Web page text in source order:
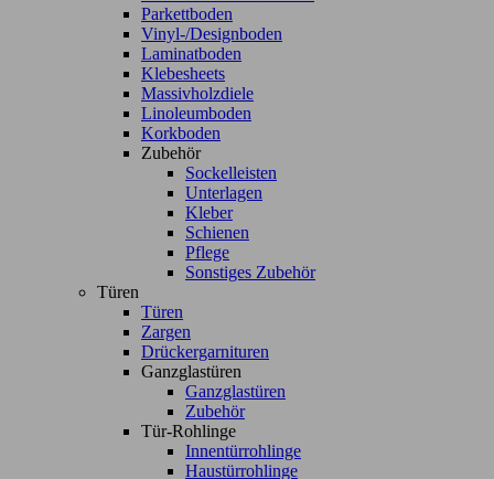
Parkettboden
Vinyl-/Designboden
Laminatboden
Klebesheets
Massivholzdiele
Linoleumboden
Korkboden
Zubehör
Sockelleisten
Unterlagen
Kleber
Schienen
Pflege
Sonstiges Zubehör
Türen
Türen
Zargen
Drückergarnituren
Ganzglastüren
Ganzglastüren
Zubehör
Tür-Rohlinge
Innentürrohlinge
Haustürrohlinge